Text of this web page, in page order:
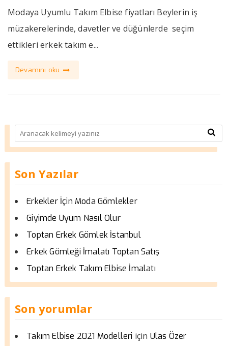
Modaya Uyumlu Takım Elbise fiyatları Beylerin iş
müzakerelerinde, davetler ve düğünlerde seçim
ettikleri erkek takım e...
Devamını oku
Son Yazılar
Erkekler İçin Moda Gömlekler
Giyimde Uyum Nasıl Olur
Toptan Erkek Gömlek İstanbul
Erkek Gömleği İmalatı Toptan Satış
Toptan Erkek Takım Elbise İmalatı
Son yorumlar
Takım Elbise 2021 Modelleri için Ulas Özer